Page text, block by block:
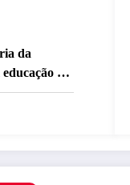
da
de